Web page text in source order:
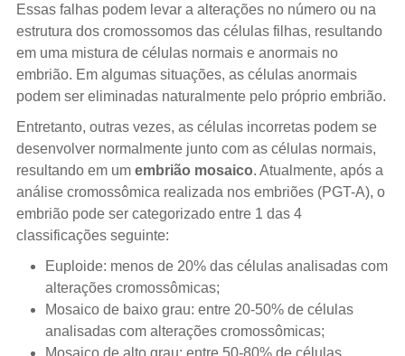
Essas falhas podem levar a alterações no número ou na
estrutura dos cromossomos das células filhas, resultando
em uma mistura de células normais e anormais no
embrião. Em algumas situações, as células anormais
podem ser eliminadas naturalmente pelo próprio embrião.
Entretanto, outras vezes, as células incorretas podem se
desenvolver normalmente junto com as células normais,
resultando em um embrião mosaico. Atualmente, após a
análise cromossômica realizada nos embriões (PGT-A), o
embrião pode ser categorizado entre 1 das 4
classificações seguinte:
Euploide: menos de 20% das células analisadas com
alterações cromossômicas;
Mosaico de baixo grau: entre 20-50% de células
analisadas com alterações cromossômicas;
Mosaico de alto grau: entre 50-80% de células